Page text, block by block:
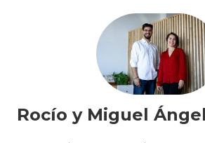
Rocío y Miguel Ángel